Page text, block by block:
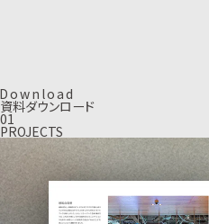
Down load
資料ダウンロード
01
PROJECTS